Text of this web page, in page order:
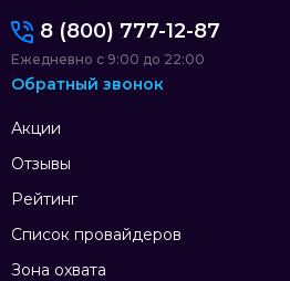
Акции
Отзывы
Рейтинг
Список провайдеров
Зона охвата
8 (800) 777-12-87
Ежедневно с 9:00 до 22:00
Обратный звонок